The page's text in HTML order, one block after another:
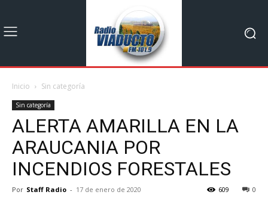
Inicio Sin categoría
Sin categoría
ALERTA AMARILLA EN LA
ARAUCANIA POR
INCENDIOS FORESTALES
Por Staff Radio - 17 de enero de 2020 0
609